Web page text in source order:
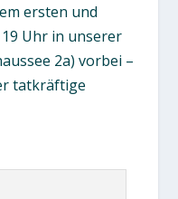
ersten und
Uhr in unserer
2a) vorbei –
tatkräftige